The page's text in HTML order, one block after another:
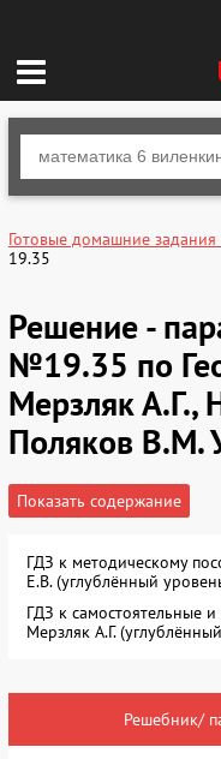
Готовые домашние задания
19.35
Решение -
№19.35 по
Мерзляк А.Г.,
Поляков В.М.
Показать содержание
ГДЗ к методическому
Е.В. (углублённый
ГДЗ к самостоятельные
Мерзляк А.Г.
Решебник/